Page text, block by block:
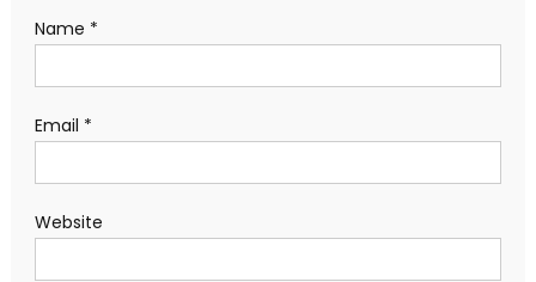
Name *
Email *
Website